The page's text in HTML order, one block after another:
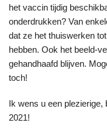
het vaccin tijdig
onderdrukken? Van
dat ze het thuiswerken
hebben. Ook het beeld-
gehandhaafd blijven.
toch!
Ik wens u een plezierige,
2021!